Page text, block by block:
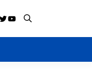
Twitter
YouTube